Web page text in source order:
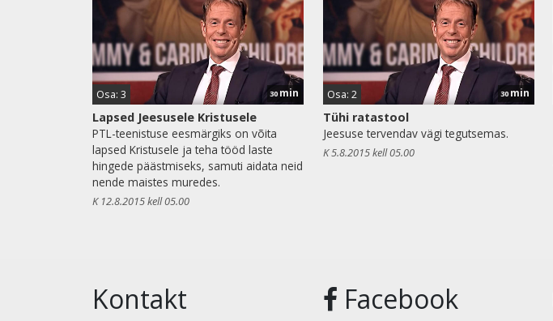
Osa: 3 30 min
Lapsed Jeesusele Kristusele
PTL-teenistuse eesmärgiks on võita
lapsed Kristusele ja teha tööd laste
hingede päästmiseks, samuti aidata neid
nende maistes muredes.
K 12.8.2015 kell 05.00
Osa: 2 30 min
Tühi ratastool
Jeesuse tervendav vägi tegutsemas.
K 5.8.2015 kell 05.00
Kontakt Facebook